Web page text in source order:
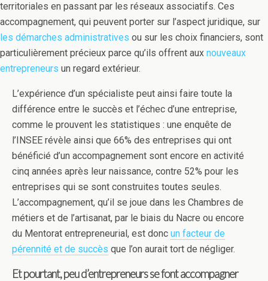
territoriales en passant par les réseaux associatifs. Ces
accompagnement, qui peuvent porter sur l’aspect juridique, sur
les démarches administratives ou sur les choix financiers, sont
particulièrement précieux parce qu’ils offrent aux nouveaux
entrepreneurs un regard extérieur.
L’expérience d’un spécialiste peut ainsi faire toute la
différence entre le succès et l’échec d’une entreprise,
comme le prouvent les statistiques : une enquête de
l’INSEE révèle ainsi que 66% des entreprises qui ont
bénéficié d’un accompagnement sont encore en activité
cinq années après leur naissance, contre 52% pour les
entreprises qui se sont construites toutes seules.
L’accompagnement, qu’il se joue dans les Chambres de
métiers et de l’artisanat, par le biais du Nacre ou encore
du Mentorat entrepreneurial, est donc un facteur de
pérennité et de succès que l’on aurait tort de négliger.
Et pourtant, peu d’entrepreneurs se font accompagner